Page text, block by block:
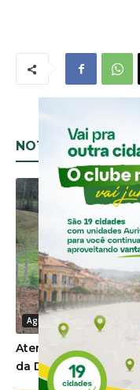
NOTÍCIAS
Agronegócio
Atenção
da DITR 2026